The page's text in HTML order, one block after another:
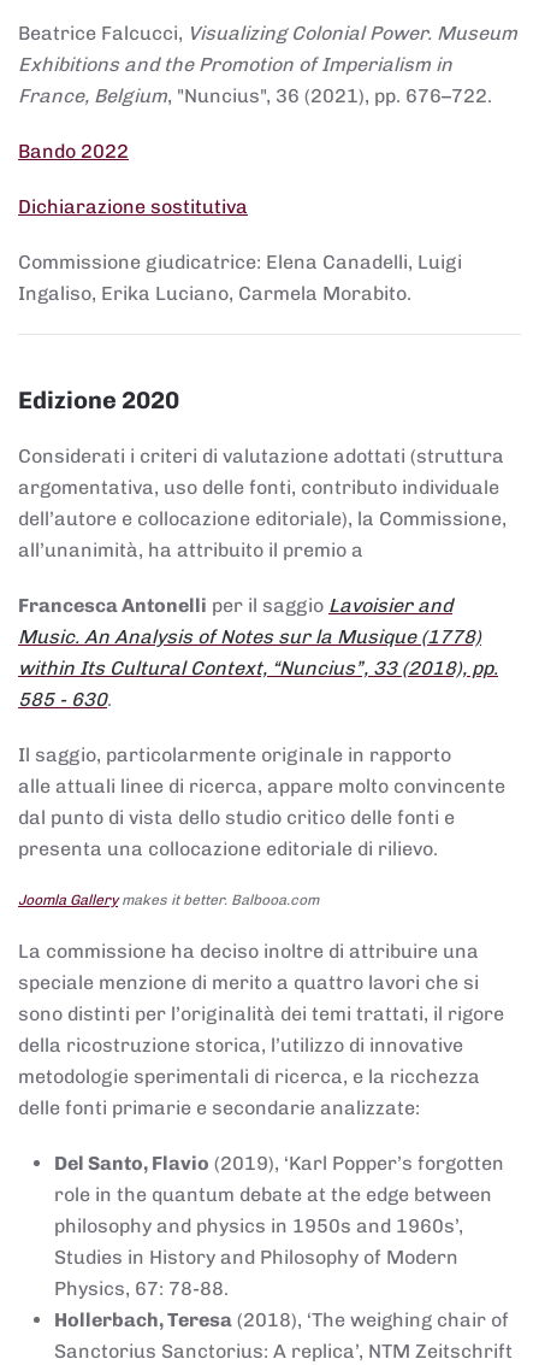
Beatrice Falcucci, Visualizing Colonial Power. Museum
Exhibitions and the Promotion of Imperialism in
France, Belgium, "Nuncius", 36 (2021), pp. 676–722.
Bando 2022
Dichiarazione sostitutiva
Commissione giudicatrice: Elena Canadelli, Luigi
Ingaliso, Erika Luciano, Carmela Morabito.
Edizione 2020
Considerati i criteri di valutazione adottati (struttura
argomentativa, uso delle fonti, contributo individuale
dell’autore e collocazione editoriale), la Commissione,
all’unanimità, ha attribuito il premio a
Francesca Antonelli per il saggio Lavoisier and
Music. An Analysis of Notes sur la Musique (1778)
within Its Cultural Context, “Nuncius”, 33 (2018), pp.
585 - 630.
Il saggio, particolarmente originale in rapporto
alle attuali linee di ricerca, appare molto convincente
dal punto di vista dello studio critico delle fonti e
presenta una collocazione editoriale di rilievo.
Joomla Gallerymakes it better. Balbooa.com
La commissione ha deciso inoltre di attribuire una
speciale menzione di merito a quattro lavori che si
sono distinti per l’originalità dei temi trattati, il rigore
della ricostruzione storica, l’utilizzo di innovative
metodologie sperimentali di ricerca, e la ricchezza
delle fonti primarie e secondarie analizzate:
Del Santo, Flavio (2019), ‘Karl Popper’s forgotten
role in the quantum debate at the edge between
philosophy and physics in 1950s and 1960s’,
Studies in History and Philosophy of Modern
Physics, 67: 78-88.
Hollerbach, Teresa (2018), ‘The weighing chair of
Sanctorius Sanctorius: A replica’, NTM Zeitschrift